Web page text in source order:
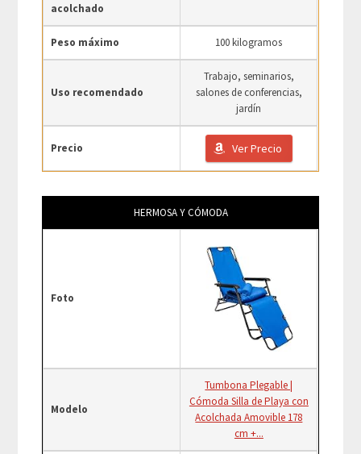
acolchado
Peso máximo 100 kilogramos
Uso recomendado
Trabajo, seminarios,
salones de conferencias,
jardín
Precio Ver Precio
HERMOSA Y CÓMODA
Foto
Modelo
Tumbona Plegable |
Cómoda Silla de Playa con
Acolchada Amovible 178
cm +...